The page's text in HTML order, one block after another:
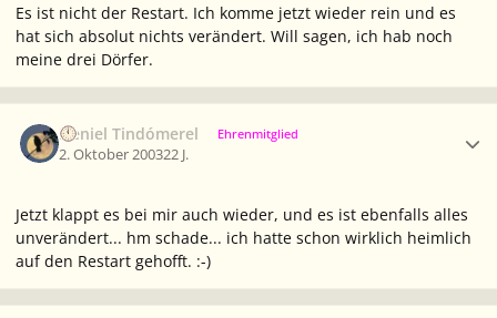
Es ist nicht der Restart. Ich komme jetzt wieder rein und es
hat sich absolut nichts verändert. Will sagen, ich hab noch
meine drei Dörfer.
Neniel Tindómerel Ehrenmitglied
2. Oktober 200322 J.
Jetzt klappt es bei mir auch wieder, und es ist ebenfalls alles
unverändert... hm schade... ich hatte schon wirklich heimlich
auf den Restart gehofft. :-)